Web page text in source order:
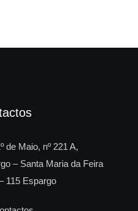
de Maio, nº 221 A,
– Santa Maria da Feira
115 Espargo